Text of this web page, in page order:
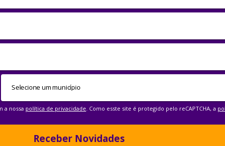
a nossa política de privacidade. Como esste site é protegido pelo reCAPTCHA, a
Receber Novidades